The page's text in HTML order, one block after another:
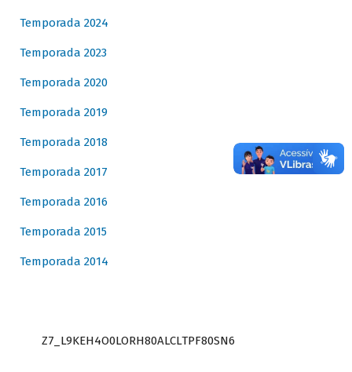
Temporada 2024
Temporada 2023
Temporada 2020
Temporada 2019
Temporada 2018
Temporada 2017
Temporada 2016
Temporada 2015
Temporada 2014
Z7_L9KEH4O0LORH80ALCLTPF80SN6